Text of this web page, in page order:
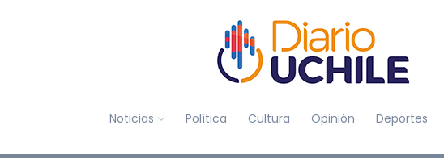
Noticias Política Cultura Opinión Deportes